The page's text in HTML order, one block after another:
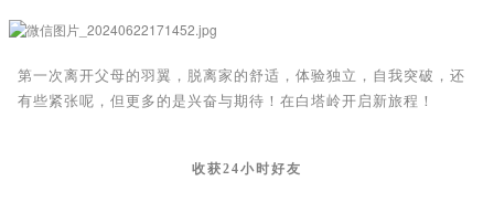
第一次离开父母的羽翼，脱离家的舒适，体验独立，自我突破，还
有些紧张呢，但更多的是兴奋与期待！在白塔岭开启新旅程！
收获24小时好友